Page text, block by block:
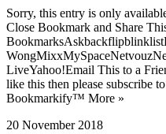
Sorry, this entry is only
Close Bookmark and Share
LiveYahoo!Email This to a
like this then please subscribe
Bookmarkify™ More »
20 November 2018